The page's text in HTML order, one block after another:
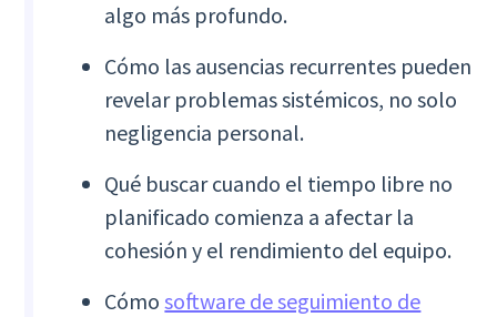
algo más profundo.
Cómo las ausencias recurrentes pueden
revelar problemas sistémicos, no solo
negligencia personal.
Qué buscar cuando el tiempo libre no
planificado comienza a afectar la
cohesión y el rendimiento del equipo.
Cómosoftware de seguimiento de